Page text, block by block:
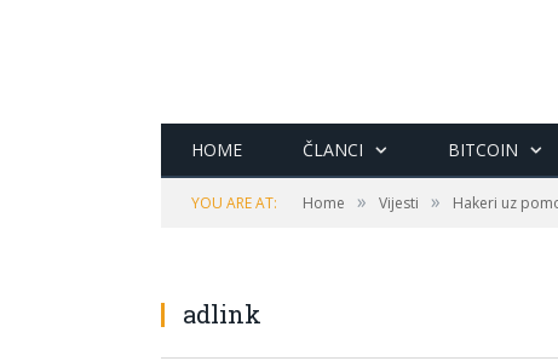
HOME ČLANCI BITCOIN
YOU ARE AT: Home » Vijesti » Hakeri uz
adlink